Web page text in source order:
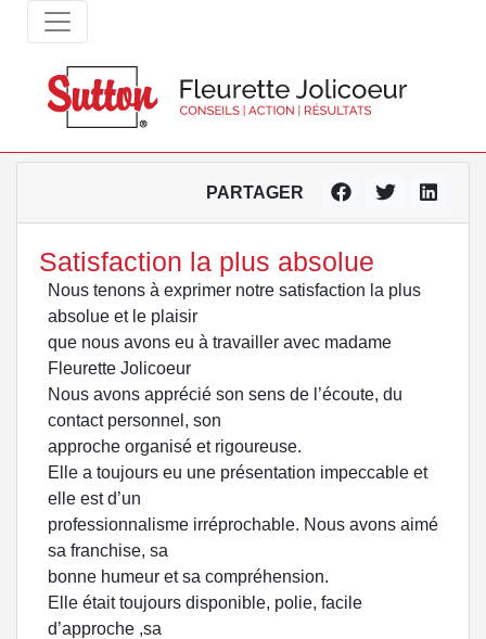
PARTAGER
Satisfaction la plus absolue
Nous tenons à exprimer notre satisfaction la plus
absolue et le plaisir
que nous avons eu à travailler avec madame
Fleurette Jolicoeur
Nous avons apprécié son sens de l’écoute, du
contact personnel, son
approche organisé et rigoureuse.
Elle a toujours eu une présentation impeccable et
elle est d’un
professionnalisme irréprochable. Nous avons aimé
sa franchise, sa
bonne humeur et sa compréhension.
Elle était toujours disponible, polie, facile
d’approche ,sa